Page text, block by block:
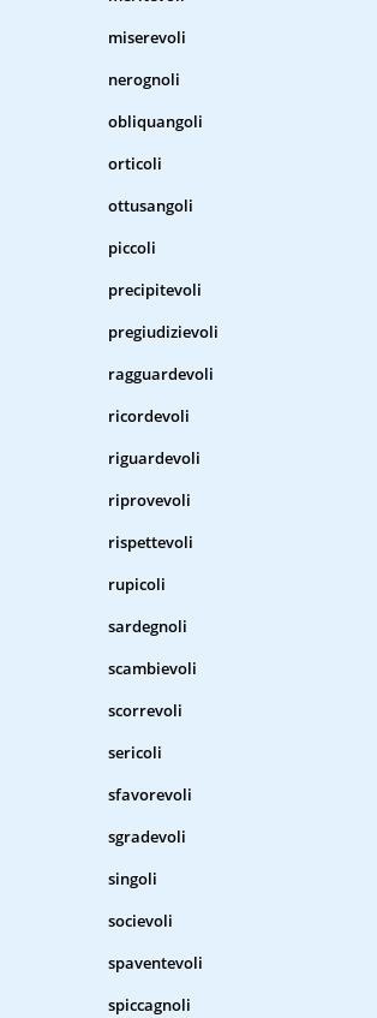
miserevoli
nerognoli
obliquangoli
orticoli
ottusangoli
piccoli
precipitevoli
pregiudizievoli
ragguardevoli
ricordevoli
riguardevoli
riprovevoli
rispettevoli
rupicoli
sardegnoli
scambievoli
scorrevoli
sericoli
sfavorevoli
sgradevoli
singoli
socievoli
spaventevoli
spiccagnoli